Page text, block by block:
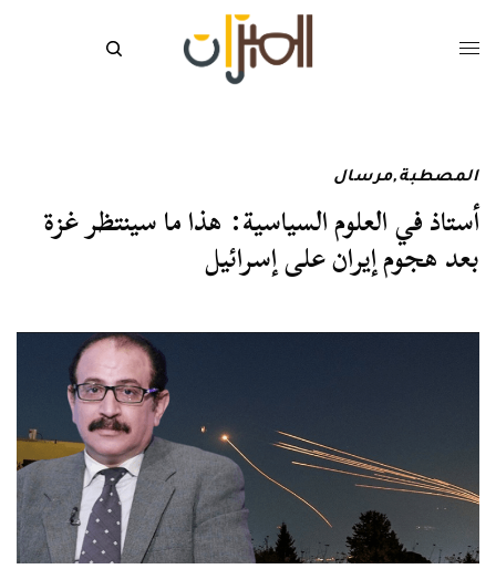
المصطبة,مرسال
أستاذ في العلوم السياسية: هذا ما سينتظر غزة
بعد هجوم إيران على إسرائيل